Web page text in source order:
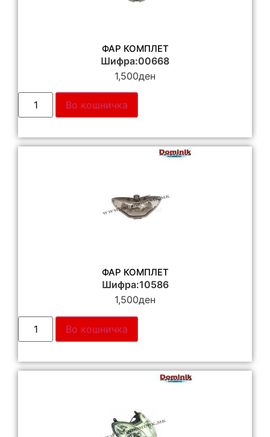
ФАР КОМПЛЕТ
Шифра:00668
1,500ден
Во кошничка
ФАР КОМПЛЕТ
Шифра:10586
1,500ден
Во кошничка